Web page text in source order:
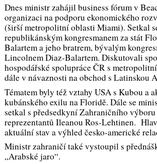
Dnes ministr zahájil business fórum v
organizaci na podporu ekonomického
(širší metropolitní oblasti Miami). Setkal
republikánským kongresmanem za stát
Balartem a jeho bratrem, bývalým
Lincolnem Diaz-Balartem. Diskutovali
hospodářské spolupráce ČR s
dále v návaznosti na obchod s Latinskou
Tématem byly též vztahy USA s Kubou a
kubánského exilu na Floridě. Dále se
setkal s předsedkyní Zahraničního výboru
reprezentantů Ileanou Ros-Lehtinen.
aktuální stav a výhled česko-americké
Ministr zahraničí také vystoupil s
„Arabské jaro“.